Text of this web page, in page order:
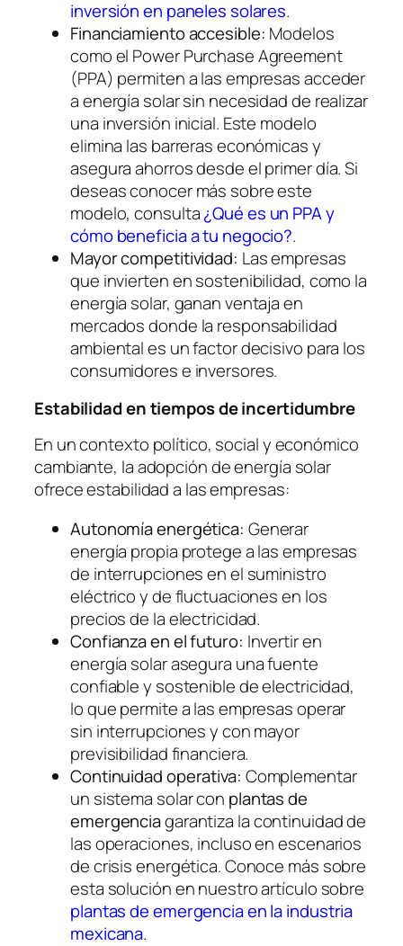
inversión en paneles solares.
Financiamiento accesible: Modelos
como el Power Purchase Agreement
(PPA) permiten a las empresas acceder
a energía solar sin necesidad de realizar
una inversión inicial. Este modelo
elimina las barreras económicas y
asegura ahorros desde el primer día. Si
deseas conocer más sobre este
modelo, consulta¿Qué es un PPA y
cómo beneficia a tu negocio?.
Mayor competitividad: Las empresas
que invierten en sostenibilidad, como la
energía solar, ganan ventaja en
mercados donde la responsabilidad
ambiental es un factor decisivo para los
consumidores e inversores.
Estabilidad en tiempos de incertidumbre
En un contexto político, social y económico
cambiante, la adopción de energía solar
ofrece estabilidad a las empresas:
Autonomía energética: Generar
energía propia protege a las empresas
de interrupciones en el suministro
eléctrico y de fluctuaciones en los
precios de la electricidad.
Confianza en el futuro: Invertir en
energía solar asegura una fuente
confiable y sostenible de electricidad,
lo que permite a las empresas operar
sin interrupciones y con mayor
previsibilidad financiera.
Continuidad operativa: Complementar
un sistema solar con plantas de
emergenciagarantiza la continuidad de
las operaciones, incluso en escenarios
de crisis energética. Conoce más sobre
esta solución en nuestro artículo sobre
plantas de emergencia en la industria
mexicana.